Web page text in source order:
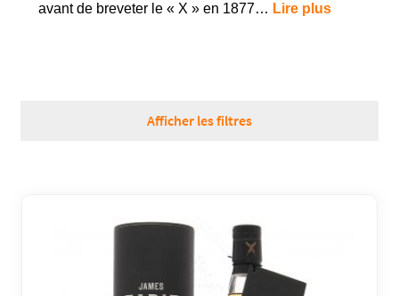
MARQUES
BOUTIQUE LOIRET
avant de breveter le « X » en 1877… Lire plus
Afficher les filtres